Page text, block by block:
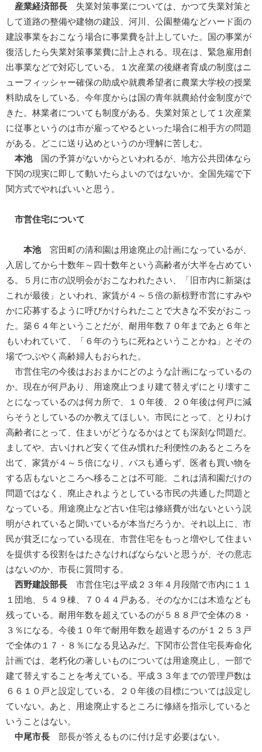
産業経済部長 失業対策事業については、かつて失業対策と
して道路の整備や建物の建設、河川、公園整備などハード面の
建設事業をおこなう場合に事業費を計上していた。国の事業が
復活したら失業対策事業費に計上される。現在は、緊急雇用創
出事業などで対応している。１次産業の後継者育成の制度はニ
ューフィッシャー確保の助成や就農希望者に農業大学校の授業
料助成をしている。今年度からは国の青年就農給付金制度がで
きた。林業者についても制度がある。失業対策として１次産業
に従事というのは市が雇ってやるといった場合に相手方の問題
がある。どこに送り込めというのか理解に苦しむ。
本池
国の予算がないからといわれるが、地方公共団体なら
下関の現実に即して動いたらよいのではないか。全国先端で下
関方式でやればいいと思う。
市営住宅について
本池宮田町の清和園は用途廃止の計画になっているが、
入居してから十数年～四十数年という高齢者が大半を占めてい
る。５月に市の説明会がおこなわれたさい、「旧市内に新築は
これが最後」といわれ、家賃が４～５倍の新椋野市営にすみや
かに応募するように呼びかけられたことで大きな不安がおこっ
た。築６４年ということだが、耐用年数７０年まであと６年と
もいわれていて、「６年のうちに死ねということかね」とその
場でつぶやく高齢婦人もおられた。
市営住宅の今後はおおまかにどのような計画になっているの
か。現在が何戸あり、用途廃止つまり建て替えずにとり壊すこ
とになっているのは何カ所で、１０年後、２０年後は何戸に減
らそうとしているのか教えてほしい。市民にとって、とりわけ
高齢者にとって、住まいがどうなるかはとても深刻な問題だ。
ましてや、古いけれど安くて住み慣れた利便性のあるところを
出て、家賃が４～５倍になり、バスも通らず、医者も買い物を
する店もないところへ移ることは不可能。これは清和園だけの
問題ではなく、廃止されようとしている市民の共通した問題と
なっている。用途廃止など古い住宅は修繕費が出ないという説
明がされていると聞いているが本当だろうか。それ以上に、市
民が貧乏になっている現在、市営住宅をもっと増やして住まい
を提供する役割をはたさなければならないと思うが、その意志
はないのか、市長に質問する。
西野建設部長 市営住宅は平成２３年４月段階で市内に１１
１団地、５４９棟、７０４４戸ある。そのなかには木造なども
残っている。耐用年数を超えているのが５８８戸で全体の８・
３％になる。今後１０年で耐用年数を超過するのが１２５３戸
で全体の１７・８％になる見込みだ。下関市公営住宅長寿命化
計画では、老朽化の著しいものについては用途廃止し、一部で
建て替えすることを考えている。平成３３年までの管理戸数は
６６１０戸と設定している。２０年後の目標については設定し
ていない。あと、用途廃止するところに修繕を指示していると
いうことはない。
中尾市長 部長が答えるものに付け足す必要はない。